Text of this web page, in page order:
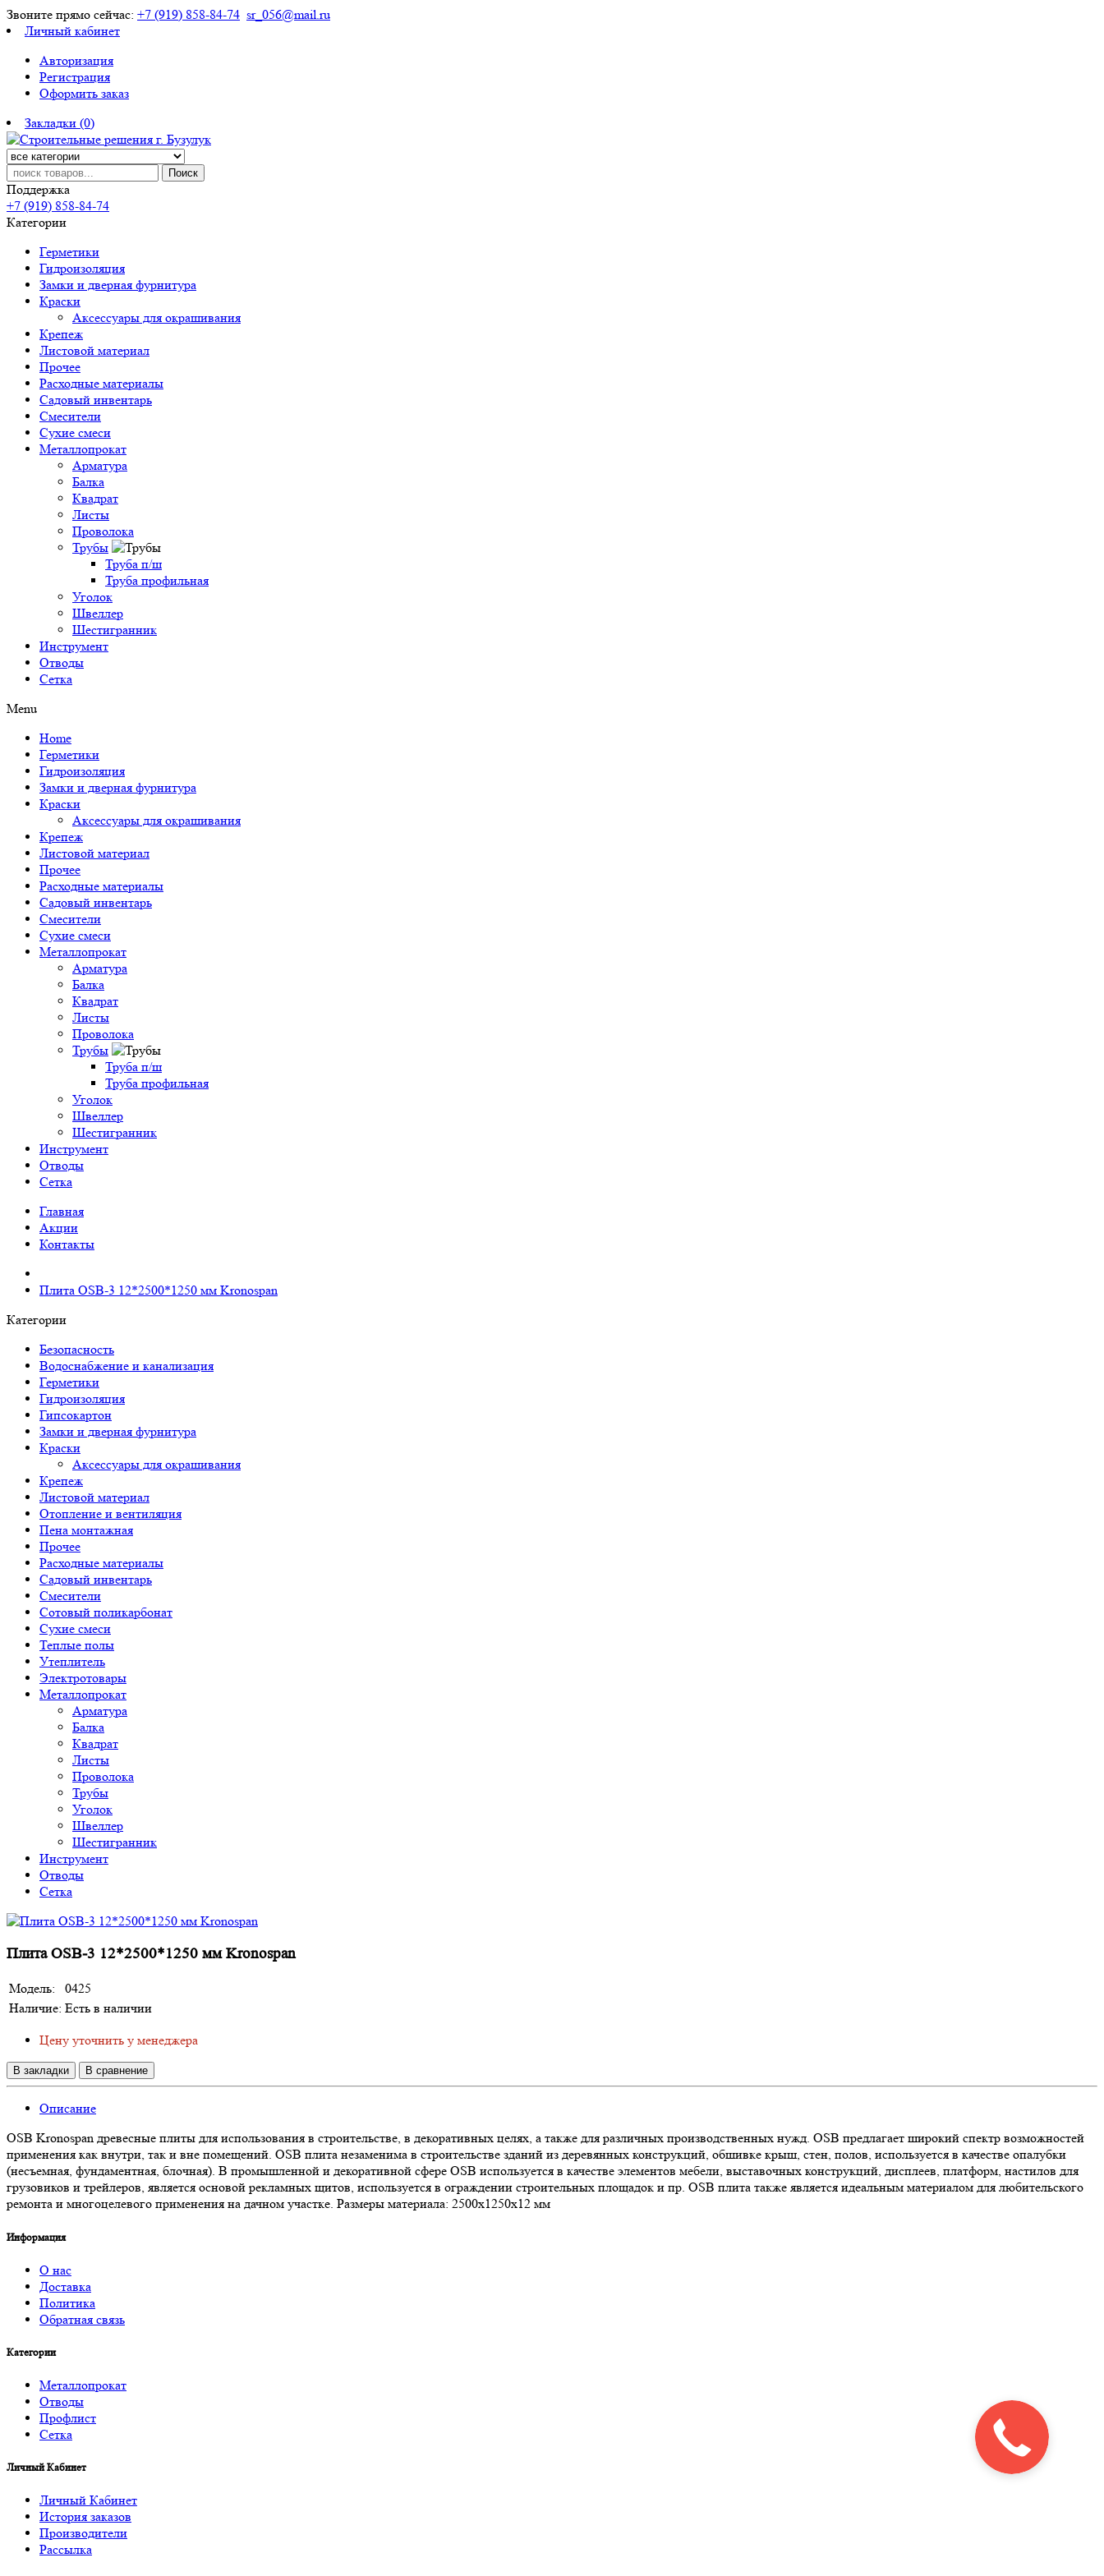
Звоните прямо сейчас: +7 (919) 858-84-74 sr_056@mail.ru
Личный кабинет
Авторизация
Регистрация
Оформить заказ
Закладки (0)
Поиск
Поддержка
+7 (919) 858-84-74
Категории
Герметики
Гидроизоляция
Замки и дверная фурнитура
Краски
Аксессуары для окрашивания
Крепеж
Листовой материал
Прочее
Расходные материалы
Садовый инвентарь
Смесители
Сухие смеси
Металлопрокат
Арматура
Балка
Квадрат
Листы
Проволока
Трубы
Труба п/ш
Труба профильная
Уголок
Швеллер
Шестигранник
Инструмент
Отводы
Сетка
Menu
Home
Герметики
Гидроизоляция
Замки и дверная фурнитура
Краски
Аксессуары для окрашивания
Крепеж
Листовой материал
Прочее
Расходные материалы
Садовый инвентарь
Смесители
Сухие смеси
Металлопрокат
Арматура
Балка
Квадрат
Листы
Проволока
Трубы
Труба п/ш
Труба профильная
Уголок
Швеллер
Шестигранник
Инструмент
Отводы
Сетка
Главная
Акции
Контакты
Плита ОSВ-3 12*2500*1250 мм Kronospan
Категории
Безопасность
Водоснабжение и канализация
Герметики
Гидроизоляция
Гипсокартон
Замки и дверная фурнитура
Краски
Аксессуары для окрашивания
Крепеж
Листовой материал
Отопление и вентиляция
Пена монтажная
Прочее
Расходные материалы
Садовый инвентарь
Смесители
Сотовый поликарбонат
Сухие смеси
Теплые полы
Утеплитель
Электротовары
Металлопрокат
Арматура
Балка
Квадрат
Листы
Проволока
Трубы
Уголок
Швеллер
Шестигранник
Инструмент
Отводы
Сетка
Плита ОSВ-3 12*2500*1250 мм Kronospan
Модель:
0425
Наличие: Есть в наличии
Цену уточнить у менеджера
В закладки В сравнение
Описание
OSB Kronospan древесные плиты для использования в строительстве, в декоративных целях, а также для различных производственных нужд. OSB предлагает широкий спектр возможностей
применения как внутри, так и вне помещений. OSB плита незаменима в строительстве зданий из деревянных конструкций, обшивке крыш, стен, полов, используется в качестве опалубки
(несъемная, фундаментная, блочная). В промышленной и декоративной сфере OSB используется в качестве элементов мебели, выставочных конструкций, дисплеев, платформ, настилов для
грузовиков и трейлеров, является основой рекламных щитов, используется в ограждении строительных площадок и пр. OSB плита также является идеальным материалом для любительского
ремонта и многоцелевого применения на дачном участке. Размеры материала: 2500x1250x12 мм
Информация
О нас
Доставка
Политика
Обратная связь
Категории
Металлопрокат
Отводы
Профлист
Сетка
Личный Кабинет
Личный Кабинет
История заказов
Производители
Рассылка